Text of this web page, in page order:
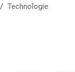
PIP dostała
/ Technologie